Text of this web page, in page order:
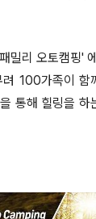
밀리 오토캠핑'
100가족이 함
통해 힐링을 하